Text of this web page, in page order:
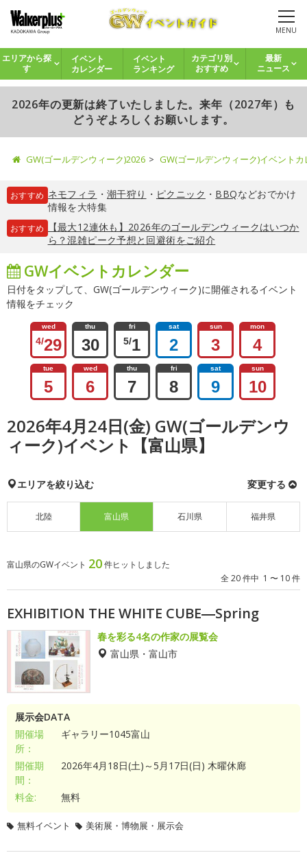
MENU
エリアから探
す
イベント
カレンダー
イベント
ランキング
カテゴリ別
おすすめ
最新
ニュース
2026年の更新は終了いたしました。来年（2027年）も
どうぞよろしくお願いします。
GW(ゴールデンウィーク)2026 GW(ゴールデンウィーク)イベント
おすすめ ネモフィラ ・ 潮干狩り ・ ピクニック ・ BBQなどおでかけ
情報を大特集
おすすめ
【最大12連休も】2026年のゴールデンウィークはいつか
ら？混雑ピーク予想と回避術をご紹介
GWイベントカレンダー
日付をタップして、GW(ゴールデンウィーク)に開催されるイベント
情報をチェック
wed
4/29
thu
30
fri
5/1
sat
2
sun
3
mon
4
tue
5
wed
6
thu
7
fri
8
sat
9
sun
10
2026年4月24日(金) GW(ゴールデンウ
ィーク)イベント【富山県】
エリアを絞り込む 変更する
北陸 富山県 石川県 福井県
富山県のGWイベント 20件ヒットしました
全 20 件中 1 〜 10 件
EXHIBITION THE WHITE CUBE―Spring
春を彩る4名の作家の展覧会
富山県・富山市
展示会DATA
開催場
所：
ギャラリー1045富山
開催期
間：
2026年4月18日(土)～5月17日(日) 木曜休廊
料金: 無料
無料イベント 美術展・博物展・展示会